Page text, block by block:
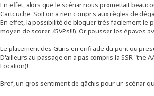
En effet, alors que le scénar nous promettait
Cartouche. Soit on a rien compris aux règles de
En effet, la possibilité de bloquer très facilement le
moyen de scorer 45VPs!!!). Or pousser les épaves
Le placement des Guns en enfilade du pont ou
D'ailleurs au passage on a pas compris la SSR
Location)!
Bref, un gros sentiment de gâchis pour un scénar